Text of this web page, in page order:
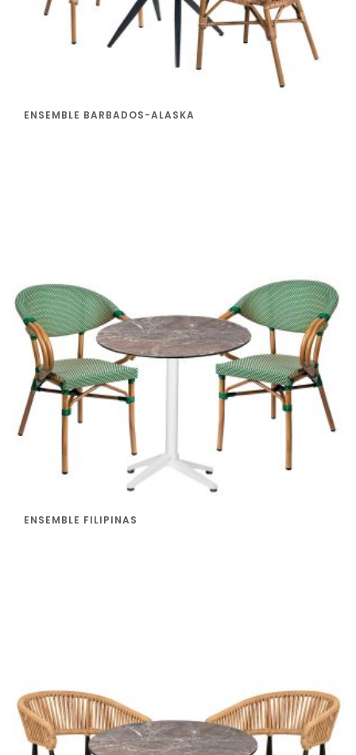
ENSEMBLE BARBADOS-ALASKA
ENSEMBLE FILIPINAS